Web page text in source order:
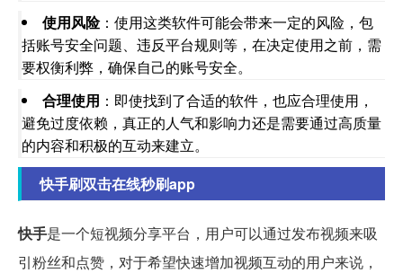
使用风险：使用这类软件可能会带来一定的风险，包
括账号安全问题、违反平台规则等，在决定使用之前，需
要权衡利弊，确保自己的账号安全。
合理使用 ：即使找到了合适的软件，也应合理使用，
避免过度依赖，真正的人气和影响力还是需要通过高质量
的内容和积极的互动来建立。
快手刷双击在线秒刷app
快手是一个短视频分享平台，用户可以通过发布视频来吸
引粉丝和点赞，对于希望快速增加视频互动的用户来说，